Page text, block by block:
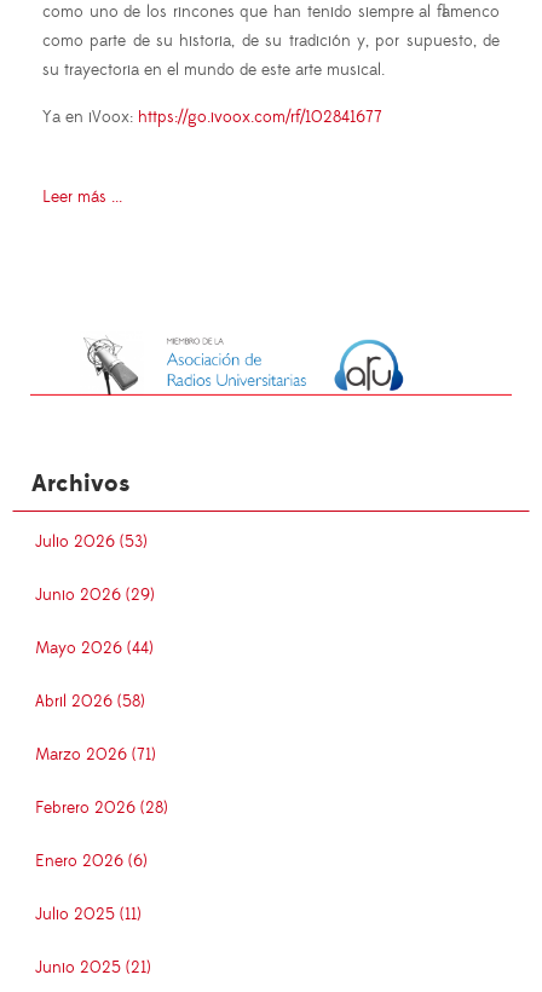
como uno de los rincones que han tenido siempre al flamenco
como parte de su historia, de su tradición y, por supuesto, de
su trayectoria en el mundo de este arte musical.
Ya en iVoox: https://go.ivoox.com/rf/102841677
Leer más ...
Archivos
Julio 2026 (53)
Junio 2026 (29)
Mayo 2026 (44)
Abril 2026 (58)
Marzo 2026 (71)
Febrero 2026 (28)
Enero 2026 (6)
Julio 2025 (11)
Junio 2025 (21)